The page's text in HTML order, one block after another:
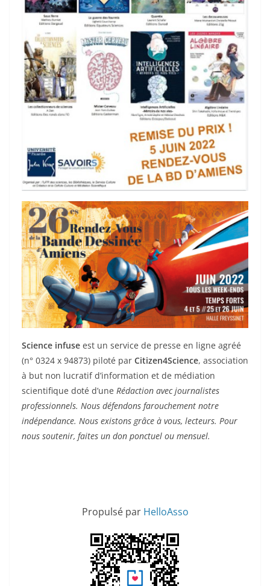
Science infuse est un service de presse en ligne agréé
(n° 0324 x 94873) piloté par Citizen4Science, association
à but non lucratif d’information et de médiation
scientifique doté d’une Rédaction avec journalistes
professionnels. Nous défendons farouchement notre
indépendance. Nous existons grâce à vous, lecteurs. Pour
nous soutenir, faites un don ponctuel ou mensuel.
Propulsé par HelloAsso